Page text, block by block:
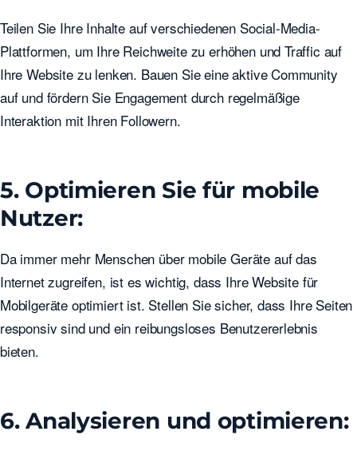
Teilen Sie Ihre Inhalte auf verschiedenen Social-Media-
Plattformen, um Ihre Reichweite zu erhöhen und Traffic auf
Ihre Website zu lenken. Bauen Sie eine aktive Community
auf und fördern Sie Engagement durch regelmäßige
Interaktion mit Ihren Followern.
5. Optimieren Sie für mobile
Nutzer:
Da immer mehr Menschen über mobile Geräte auf das
Internet zugreifen, ist es wichtig, dass Ihre Website für
Mobilgeräte optimiert ist. Stellen Sie sicher, dass Ihre Seiten
responsiv sind und ein reibungsloses Benutzererlebnis
bieten.
6. Analysieren und optimieren: